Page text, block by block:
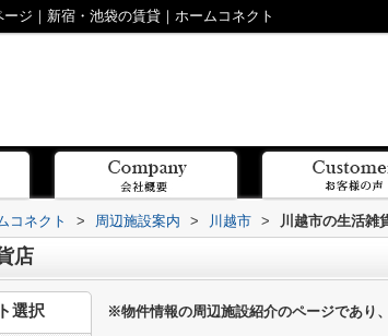
ジ｜新宿・池袋の賃貸｜ホームコネクト
コネクト > 周辺施設案内 > 川越市 > 川越市の生活雑
店
※物件情報の周辺施設紹介のページであり
選択